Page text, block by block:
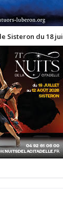
Sisteron du 18